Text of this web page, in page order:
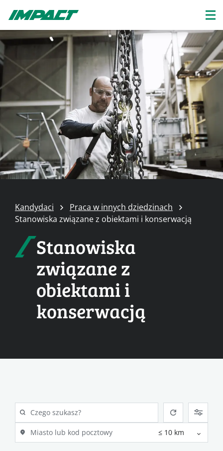
Kandydaci
Praca w innych dziedzinach
Stanowiska związane z obiektami i konserwacją
Stanowiska
związane z
obiektami i
konserwacją